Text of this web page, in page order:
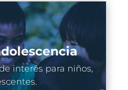
interés para niños,